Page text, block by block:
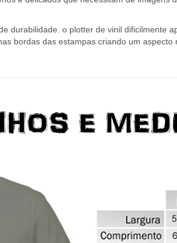
durabilidade. o plotter de vinil dificilmente